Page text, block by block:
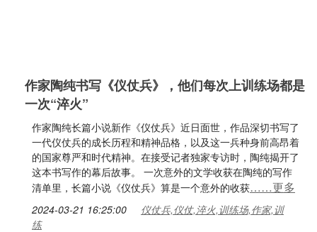
作家陶纯书写《仪仗兵》，他们每次上训练场都是
一次“淬火”
作家陶纯长篇小说新作《仪仗兵》近日面世，作品深切书写了
一代仪仗兵的成长历程和精神品格，以及这一兵种身前高昂着
的国家尊严和时代精神。在接受记者独家专访时，陶纯揭开了
这本书写作的幕后故事。 一次意外的文学收获在陶纯的写作
清单里，长篇小说《仪仗兵》算是一个意外的收获……更多
2024-03-21 16:25:00
仪仗兵,仪仗,淬火,训练场,作家,训
练